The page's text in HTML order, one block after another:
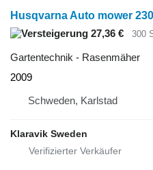
Husqvarna Auto mower
27,36 €
300
Gartentechnik - Rasenmäher
2009
Schweden, Karlstad
Klaravik Sweden